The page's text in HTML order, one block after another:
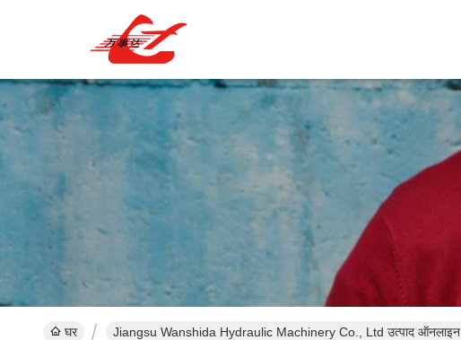
घर Jiangsu Wanshida Hydraulic Machinery Co., Ltd उत्पाद ऑनलाइन